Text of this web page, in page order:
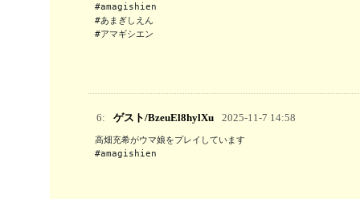
#amagishien
#あまぎしえん
#アマギシエン
6: ゲスト/BzeuEl8hylXu 2025-11-7 14:58
高畑充希がウマ娘をプレイしています
#amagishien